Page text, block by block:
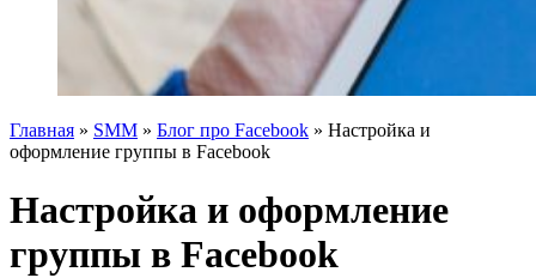
Главная » SMM » Блог про Facebook » Настройка и
оформление группы в Facebook
Настройка и оформление
группы в Facebook